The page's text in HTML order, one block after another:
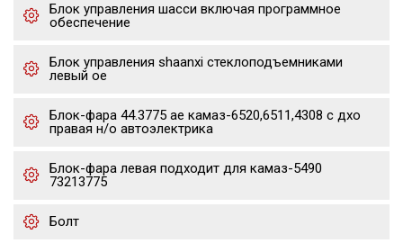
Блок управления шасси включая программное
обеспечение
Блок управления shaanxi стеклоподъемниками
левый oe
Блок-фара 44.3775 ae камаз-6520,6511,4308 с дхо
правая н/о автоэлектрика
Блок-фара левая подходит для камаз-5490
73213775
Болт